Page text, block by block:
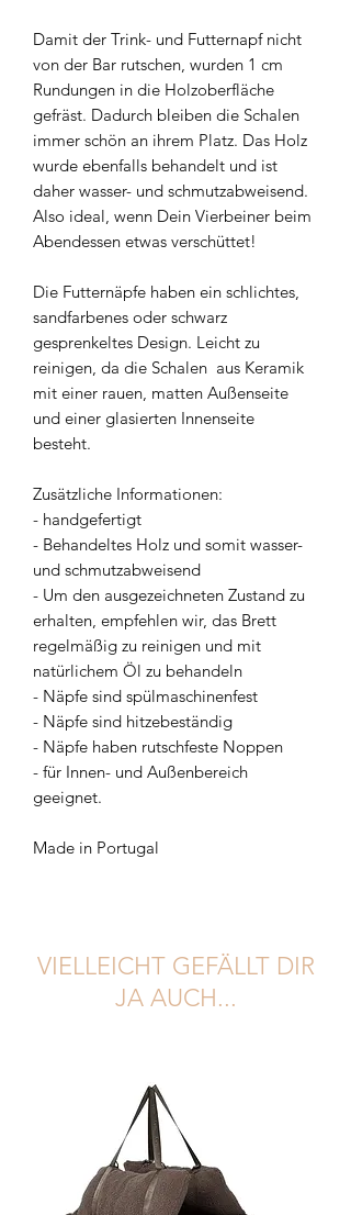
Damit der Trink- und Futternapf nicht
von der Bar rutschen, wurden 1 cm
Rundungen in die Holzoberfläche
gefräst. Dadurch bleiben die Schalen
immer schön an ihrem Platz. Das Holz
wurde ebenfalls behandelt und ist
daher wasser- und schmutzabweisend.
Also ideal, wenn Dein Vierbeiner beim
Abendessen etwas verschüttet!
Die Futternäpfe haben ein schlichtes,
sandfarbenes oder schwarz
gesprenkeltes Design. Leicht zu
reinigen, da die Schalen aus Keramik
mit einer rauen, matten Außenseite
und einer glasierten Innenseite
besteht.
Zusätzliche Informationen:
- handgefertigt
- Behandeltes Holz und somit wasser-
und schmutzabweisend
- Um den ausgezeichneten Zustand zu
erhalten, empfehlen wir, das Brett
regelmäßig zu reinigen und mit
natürlichem Öl zu behandeln
- Näpfe sind spülmaschinenfest
- Näpfe sind hitzebeständig
- Näpfe haben rutschfeste Noppen
- für Innen- und Außenbereich
geeignet.
Made in Portugal
VIELLEICHT GEFÄLLT DIR
JA AUCH...